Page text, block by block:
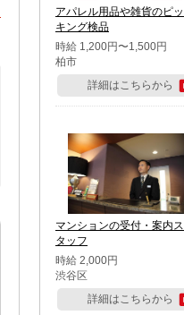
アパレル用品や雑貨のピッ
キング検品
時給 1,200円〜1,500円
柏市
詳細はこちらから
マンションの受付・案内ス
タッフ
時給 2,000円
渋谷区
詳細はこちらから